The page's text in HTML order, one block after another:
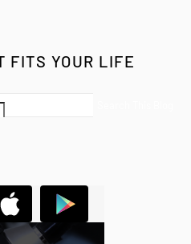
FITS YOUR LIFE